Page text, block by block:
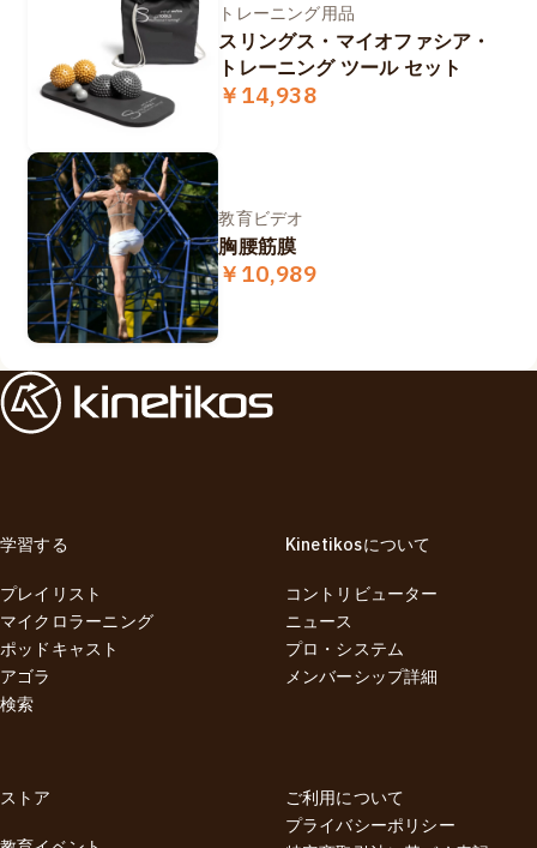
トレーニング用品
スリングス・マイオファシア・
トレーニング ツール セット
￥14,938
教育ビデオ
胸腰筋膜
￥10,989
学習する
プレイリスト
マイクロラーニング
ポッドキャスト
アゴラ
検索
Kinetikosについて
コントリビューター
ニュース
プロ・システム
メンバーシップ詳細
ストア
ご利用について
プライバシーポリシー